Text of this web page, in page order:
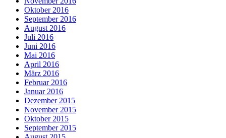
Oktober 2016
September 2016
August 2016
Juli 2016
Juni 2016
Mai 2016
April 2016
März 2016
Februar 2016
Januar 2016
Dezember 2015
November 2015
Oktober 2015
September 2015